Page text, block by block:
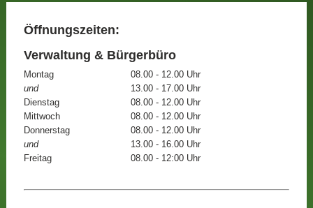
Öffnungszeiten:
Verwaltung & Bürgerbüro
Montag
08.00 - 12.00 Uhr
und
13.00 - 17.00 Uhr
Dienstag
08.00 - 12.00 Uhr
Mittwoch
08.00 - 12.00 Uhr
Donnerstag
08.00 - 12.00 Uhr
und
13.00 - 16.00 Uhr
Freitag
08.00 - 12:00 Uhr